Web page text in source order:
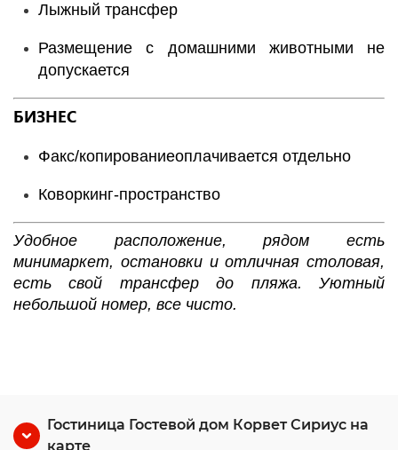
Лыжный трансфер
Размещение с домашними животными не
допускается
БИЗНЕС
Факс/копированиеоплачивается отдельно
Коворкинг-пространство
Удобное расположение, рядом есть
минимаркет, остановки и отличная столовая,
есть свой трансфер до пляжа. Уютный
небольшой номер, все чисто.
Гостиница Гостевой дом Корвет Сириус на
карте